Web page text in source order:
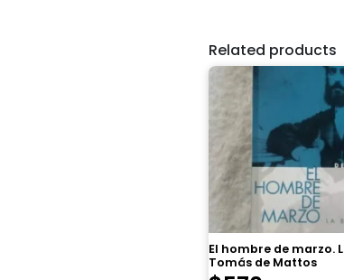
Related products
El hombre de marzo.
Tomás de Mattos